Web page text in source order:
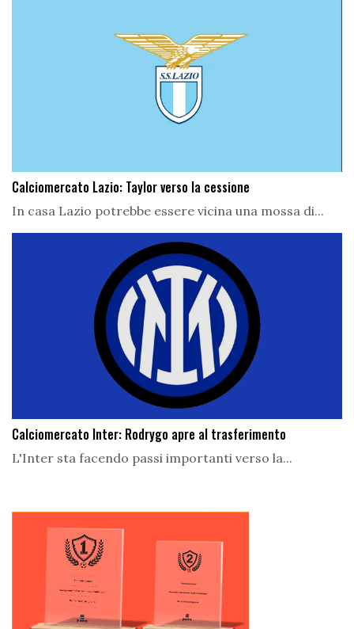
Calciomercato Lazio: Taylor verso la cessione
In casa Lazio potrebbe essere vicina una mossa di...
Calciomercato Inter: Rodrygo apre al trasferimento
L'Inter sta facendo passi importanti verso la...